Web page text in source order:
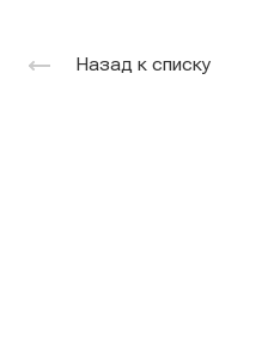
Назад к списку